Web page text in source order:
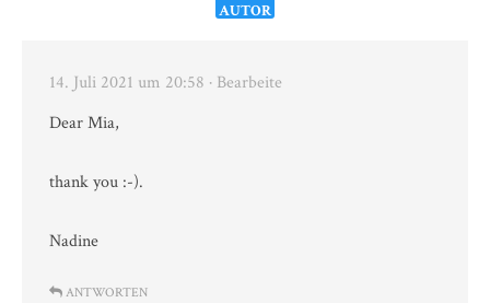
AUTOR
14. Juli 2021 um 20:58 · Bearbeite
Dear Mia,
thank you :-).
Nadine
ANTWORTEN